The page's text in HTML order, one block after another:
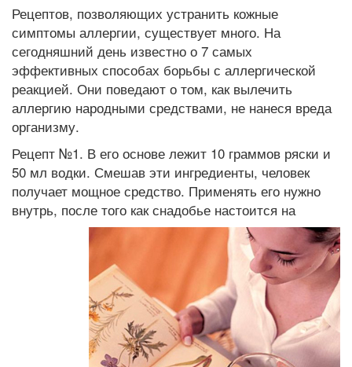
Рецептов, позволяющих устранить кожные
симптомы аллергии, существует много. На
сегодняшний день известно о 7 самых
эффективных способах борьбы с аллергической
реакцией. Они поведают о том, как вылечить
аллергию народными средствами, не нанеся вреда
организму.
Рецепт №1. В его основе лежит 10 граммов ряски и
50 мл водки. Смешав эти ингредиенты, человек
получает мощное средство. Применять его нужно
внутрь, после того какснадобье настоится на